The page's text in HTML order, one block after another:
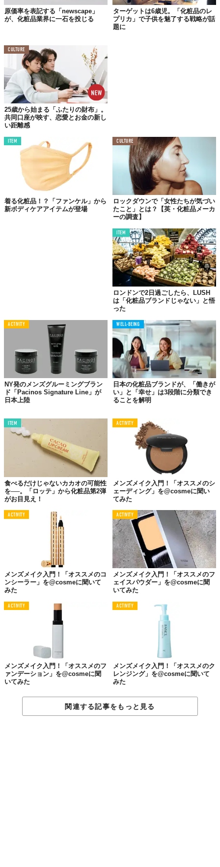
「僕は化粧品関係の撮影の仕事をしているから、間接的に
こういうプロダクトがとても欲望に忠実なせいで、ときど
き“”食べて”しまいたくなるんだよ。僕たちは、そんな化粧
品のあり方と、そのうるさいメッセージに、少し疲れてい
るんじゃないかな。だからこそ、建設的な方法で風穴を開
けたいって思ったんだ」
食べても食べてもお腹が空くように、買っても買っても満たされ
ない化粧品。
もしもそんなループに陥ってしまっている人がいたら、彼の画像
を眺めて考え直してみるのもいいかもしれません。
原価率を表記する「newscape」
が、化粧品業界に一石を投じる
ターゲットは6歳児。「化粧品のレ
プリカ」で子供を魅了する戦略が話
題に
CULTURE
25歳から始まる「ふたりの財布」。
共同口座が映す、恋愛とお金の新し
い距離感
ITEM
着る化粧品！？「ファンケル」から
新ボディケアアイテムが登場
CULTURE
ロックダウンで「女性たちが気づい
たこと」とは？【英・化粧品メーカ
ーの調査】
ITEM
ロンドンで2日過ごしたら、LUSH
は「化粧品ブランドじゃない」と悟
った
ACTIVITY
NY発のメンズグルーミングブラン
ド「Pacinos Signature Line」が
日本上陸
WELL-BEING
日本の化粧品ブランドが、「働きが
い」と「幸せ」は3段階に分類でき
ることを解明
ITEM
食べるだけじゃないカカオの可能性
を──。「ロッテ」から化粧品第2弾
がお目見え！
ACTIVITY
メンズメイク入門！「オススメのシ
ェーディング」を@cosmeに聞い
てみた
ACTIVITY
メンズメイク入門！「オススメのコ
ンシーラー」を@cosmeに聞いて
みた
ACTIVITY
メンズメイク入門！「オススメのフ
ェイスパウダー」を@cosmeに聞
いてみた
ACTIVITY
メンズメイク入門！「オススメのフ
ァンデーション」を@cosmeに聞
いてみた
ACTIVITY
メンズメイク入門！「オススメのク
レンジング」を@cosmeに聞いて
みた
関連する記事をもっと見る